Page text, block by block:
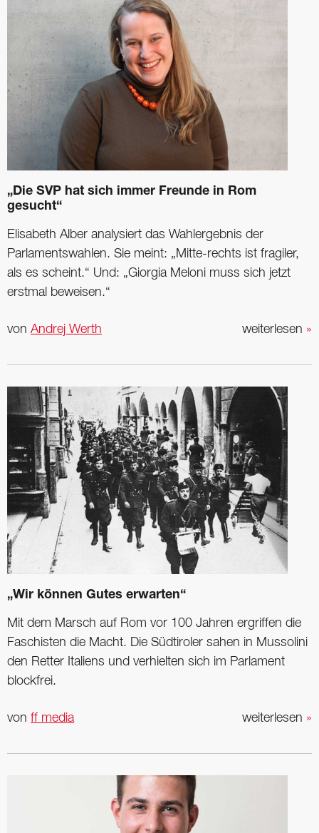
„Die SVP hat sich immer Freunde in Rom
gesucht“
Elisabeth Alber analysiert das Wahlergebnis der
Parlamentswahlen. Sie meint: „Mitte-rechts ist fragiler,
als es scheint.“ Und: „Giorgia Meloni muss sich jetzt
erstmal beweisen.“
weiterlesen »
von Andrej Werth
„Wir können Gutes erwarten“
Mit dem Marsch auf Rom vor 100 Jahren ergriffen die
Faschisten die Macht. Die Südtiroler sahen in ­Mussolini
den Retter Italiens und verhielten sich im Parlament
blockfrei.
weiterlesen »
von ff media